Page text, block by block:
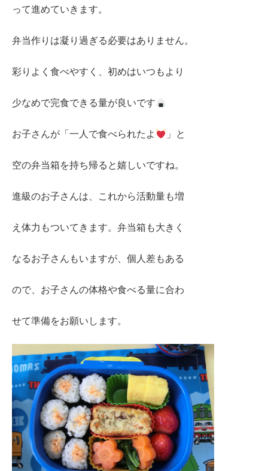
って進めていきます。
弁当作りは凝り過ぎる必要はありません。
彩りよく食べやすく、初めはいつもより
少なめで完食できる量が良いです
お子さんが「一人で食べられたよ 」と
空の弁当箱を持ち帰ると嬉しいですね。
進級のお子さんは、これから活動量も増
え体力もついてきます。弁当箱も大きく
なるお子さんもいますが、個人差もある
ので、お子さんの体格や食べる量に合わ
せて準備をお願いします。